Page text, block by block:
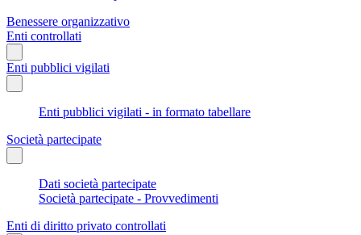
Benessere organizzativo
Enti controllati
Enti pubblici vigilati
Enti pubblici vigilati - in formato tabellare
Società partecipate
Dati società partecipate
Società partecipate - Provvedimenti
Enti di diritto privato controllati